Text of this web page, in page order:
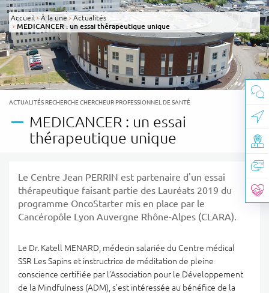
Accueil À la une
Actualités
MEDICANCER : un essai thérapeutique unique
MEDICANCER : un essai
thérapeutique unique
CATÉGORIE(S) :
ACTUALITÉS RECHERCHE CHERCHEUR PROFESSIONNEL DE SANTÉ
Le Centre Jean PERRIN est partenaire d'un essai
thérapeutique faisant partie des Lauréats 2019 du
programme OncoStarter mis en place par le
Cancéropôle Lyon Auvergne Rhône-Alpes (CLARA).
Le Dr. Katell MENARD, médecin salariée du Centre médical
SSR Les Sapins et instructrice de méditation de pleine
conscience certifiée par l’Association pour le Développement
de la Mindfulness (ADM), s’est intéressée au bénéfice de la
Panneau de gestion des cookies